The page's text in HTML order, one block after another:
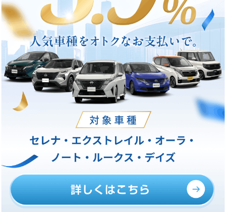
※ 販売会社および関連会社の従業員、家族、日産自動車および関連会
社の従業員・家族は対象外とさせていただきます。
詳しくはカーライフアドバイザーまでお問い合わせください。
※ 新型キックス/新型エルグランドについては2027年3月31日（水）ま
でに車両登録いただいた方
キャンペーンの内容は
告知なく変更する場合がございます。